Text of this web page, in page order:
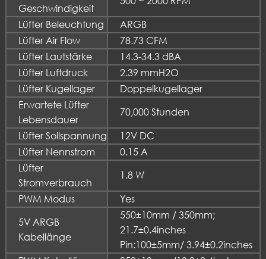
Geschwindigkeit
Lüfter Beleuchtung
ARGB
Lüfter Air Flow
78.73 CFM
Lüfter Lautstärke
14.3-34.3 dBA
Lüfter Luftdruck
2.39 mmH2O
Lüfter Kugellager
Doppelkugellager
Erwartete Lüfter
Lebensdauer
70,000 Stunden
Lüfter Sollspannung
12V DC
Lüfter Nennstrom
0.15 A
Lüfter
Stromverbrauch
1.8 W
PWM Modus
Yes
5V ARGB
Kabellänge
550±10mm / 350mm;
21.7±0.4inches
Pin:100±5mm/ 3.94±0.2inches